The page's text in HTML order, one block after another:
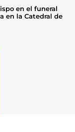
en el funeral
en la Catedral de